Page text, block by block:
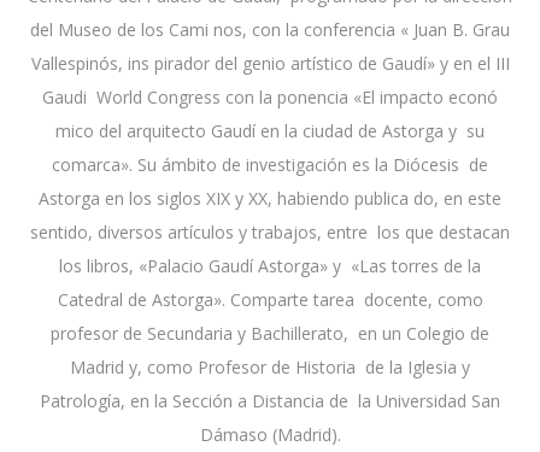
del Museo de los Cami nos, con la conferencia « Juan B. Grau
Vallespinós, ins pirador del genio artístico de Gaudí» y en el III
Gaudi World Congress con la ponencia «El impacto econó
mico del arquitecto Gaudí en la ciudad de Astorga y su
comarca». Su ámbito de investigación es la Diócesis de
Astorga en los siglos XIX y XX, habiendo publica do, en este
sentido, diversos artículos y trabajos, entre los que destacan
los libros, «Palacio Gaudí Astorga» y «Las torres de la
Catedral de Astorga». Comparte tarea docente, como
profesor de Secundaria y Bachillerato, en un Colegio de
Madrid y, como Profesor de Historia de la Iglesia y
Patrología, en la Sección a Distancia de la Universidad San
Dámaso (Madrid).